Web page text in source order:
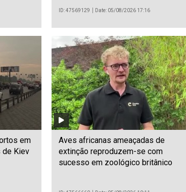
ID: 47569129 Date: 05/08/2026 17:16
em
de Kiev
Aves africanas ameaçadas de
extinção reproduzem-se com
sucesso em zoológico britânico